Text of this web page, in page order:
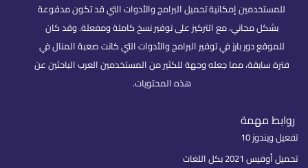
للمستخدمين إمكانية تحميل البرامج والأدوات التي قد تكون مدفوعة
بشكل مجاني، مع التركيز على توفير نسخ كاملة ومفعلة. وقد كان
للموقع دور بارز في توفير البرامج والأدوات التي كانت صعبة المنال في
فترة سابقة، مما جعله وجهة للكثير من المستخدمين العرب الباحثين عن
هذه المحتويات.
روابط مهمة
تفعيل ويندوز 10
تحميل أوفيس 2021 بكل اللغات